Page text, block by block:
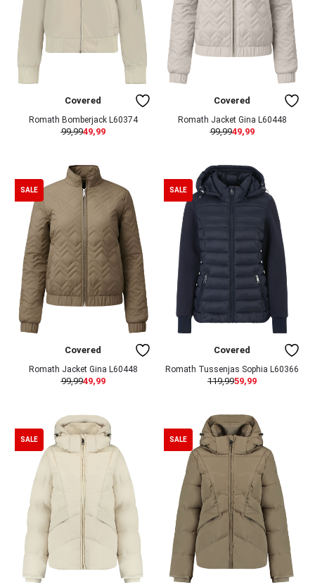
Covered
Romath Bomberjack L60374
99,9949,99
Covered
Romath Jacket Gina L60448
99,9949,99
SALE
Covered
Romath Jacket Gina L60448
99,9949,99
SALE
Covered
Romath Tussenjas Sophia L60366
119,9959,99
SALE SALE